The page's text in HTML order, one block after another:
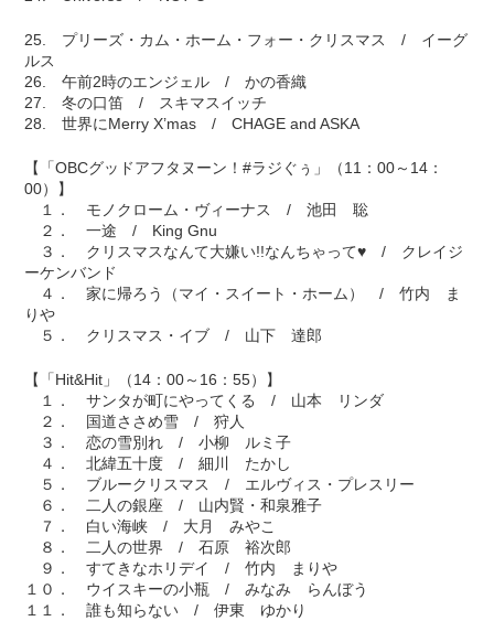
25. プリーズ・カム・ホーム・フォー・クリスマス / イーグ
ルス
26. 午前2時のエンジェル / かの香織
27. 冬の口笛 / スキマスイッチ
28. 世界にMerry X’mas / CHAGE and ASKA
【「OBCグッドアフタヌーン！#ラジぐぅ」（11：00～14：
00）】
１． モノクローム・ヴィーナス / 池田 聡
２． 一途 / King Gnu
３． クリスマスなんて大嫌い!!なんちゃって♥ / クレイジ
ーケンバンド
４． 家に帰ろう（マイ・スイート・ホーム） / 竹内 ま
りや
５． クリスマス・イブ / 山下 達郎
【「Hit&Hit」（14：00～16：55）】
１． サンタが町にやってくる / 山本 リンダ
２． 国道ささめ雪 / 狩人
３． 恋の雪別れ / 小柳 ルミ子
４． 北緯五十度 / 細川 たかし
５． ブルークリスマス / エルヴィス・プレスリー
６． 二人の銀座 / 山内賢・和泉雅子
７． 白い海峡 / 大月 みやこ
８． 二人の世界 / 石原 裕次郎
９． すてきなホリデイ / 竹内 まりや
１０． ウイスキーの小瓶 / みなみ らんぼう
１１． 誰も知らない / 伊東 ゆかり